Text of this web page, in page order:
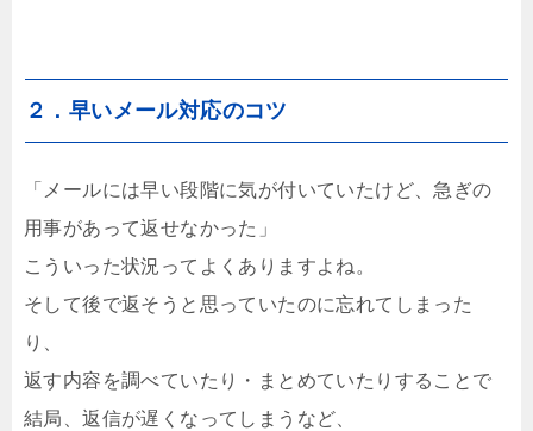
２．早いメール対応のコツ
「メールには早い段階に気が付いていたけど、急ぎの
用事があって返せなかった」
こういった状況ってよくありますよね。
そして後で返そうと思っていたのに忘れてしまった
り、
返す内容を調べていたり・まとめていたりすることで
結局、返信が遅くなってしまうなど、